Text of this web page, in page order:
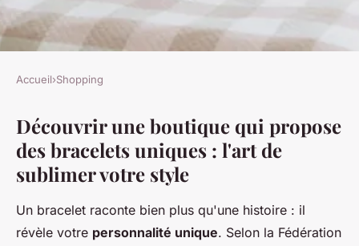
SHOPPING
Bracelets uniques : élégance et
promotions à ne pas rater !
Accueil›Shopping
Découvrir une boutique qui propose
des bracelets uniques : l'art de
sublimer votre style
Un bracelet raconte bien plus qu'une histoire : il
révèle votre personnalité unique. Selon la Fédération